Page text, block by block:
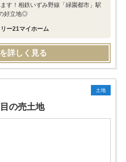
す！相鉄いずみ野線「緑園都市」駅
好立地◎
ー21マイホーム
詳しく見る
土地
の売土地